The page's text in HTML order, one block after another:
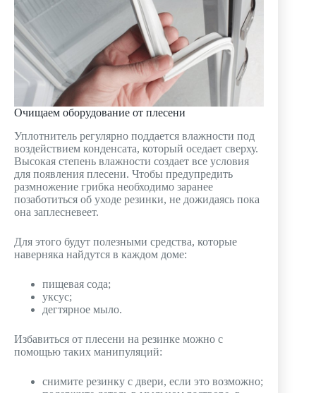
Очищаем оборудование от плесени
Уплотнитель регулярно поддается влажности под
воздействием конденсата, который оседает сверху.
Высокая степень влажности создает все условия
для появления плесени. Чтобы предупредить
размножение грибка необходимо заранее
позаботиться об уходе резинки, не дожидаясь пока
она заплесневеет.
Для этого будут полезными средства, которые
наверняка найдутся в каждом доме:
пищевая сода;
уксус;
дегтярное мыло.
Избавиться от плесени на резинке можно с
помощью таких манипуляций:
снимите резинку с двери, если это возможно;